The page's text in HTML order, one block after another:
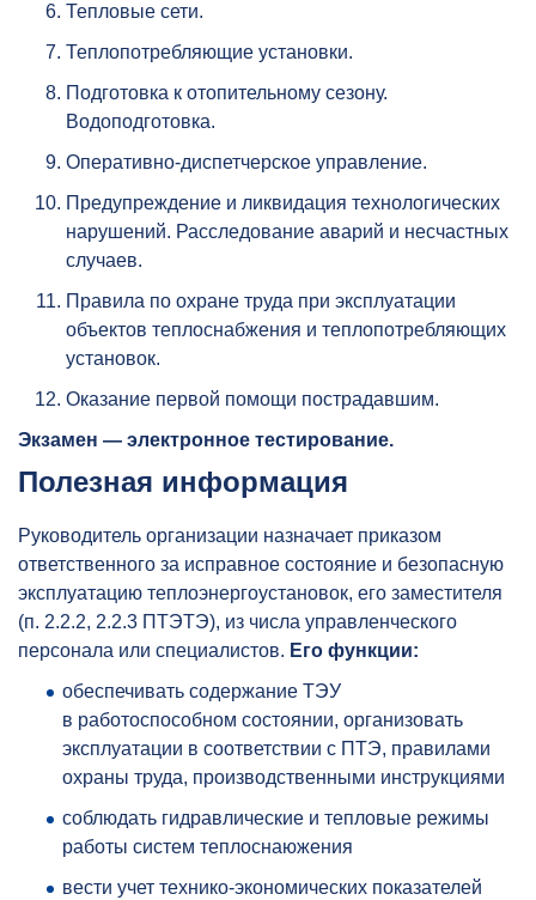
Тепловые сети.
Теплопотребляющие установки.
Подготовка к отопительному сезону.
Водоподготовка.
Оперативно-диспетчерское управление.
Предупреждение и ликвидация технологических
нарушений. Расследование аварий и несчастных
случаев.
Правила по охране труда при эксплуатации
объектов теплоснабжения и теплопотребляющих
установок.
Оказание первой помощи пострадавшим.
Экзамен — электронное тестирование.
Полезная информация
Руководитель организации назначает приказом
ответственного за исправное состояние и безопасную
эксплуатацию теплоэнергоустановок, его заместителя
(п. 2.2.2, 2.2.3 ПТЭТЭ), из числа управленческого
персонала или специалистов. Его функции:
обеспечивать содержание ТЭУ
в работоспособном состоянии, организовать
эксплуатации в соответствии с ПТЭ, правилами
охраны труда, производственными инструкциями
соблюдать гидравлические и тепловые режимы
работы систем теплоснаюжения
вести учет технико-экономических показателей